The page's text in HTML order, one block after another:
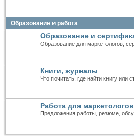
Образование и работа
Образование и
Образование для маркетологов,
Книги, журналы
Что почитать, где найти книгу или
Работа для маркетологов
Предложения работы, резюме,